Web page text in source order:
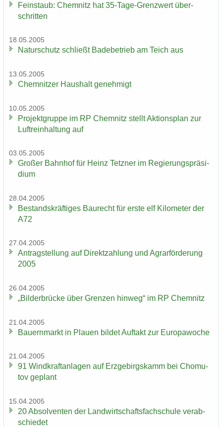
Fein­staub: Chem­nitz hat 35-​Tage-Grenzwert über­
schrit­ten
18.05.2005
Na­tur­schutz schließt Ba­de­be­trieb am Teich aus
13.05.2005
Chem­nit­zer Haus­halt ge­neh­migt
10.05.2005
Pro­jekt­grup­pe im RP Chem­nitz stellt Ak­ti­ons­plan zur
Luft­rein­hal­tung auf
03.05.2005
Gro­ßer Bahn­hof für Heinz Tetz­ner im Re­gie­rungs­prä­si­
di­um
28.04.2005
Be­stands­kräf­ti­ges Bau­recht für erste elf Ki­lo­me­ter der
A72
27.04.2005
An­trag­stel­lung auf Di­rekt­zah­lung und Agrar­för­de­rung
2005
26.04.2005
„Bil­der­brü­cke über Gren­zen hin­weg“ im RP Chem­nitz
21.04.2005
Bau­ern­markt in Plau­en bil­det Auf­takt zur Eu­ro­pa­wo­che
21.04.2005
91 Wind­kraft­an­la­gen auf Erz­ge­birgs­kamm bei Chomu­
tov ge­plant
15.04.2005
20 Ab­sol­ven­ten der Land­wirt­schafts­fach­schu­le ver­ab­
schie­det